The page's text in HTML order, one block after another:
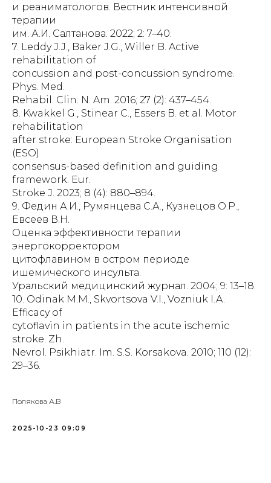
и реаниматологов. Вестник интенсивной
терапии
им. А.И. Салтанова. 2022; 2: 7–40.
7. Leddy J.J., Baker J.G., Willer B. Active
rehabilitation of
concussion and post-concussion syndrome.
Phys. Med.
Rehabil. Clin. N. Am. 2016; 27 (2): 437–454.
8. Kwakkel G., Stinear C., Essers B. et al. Motor
rehabilitation
after stroke: European Stroke Organisation
(ESO)
consensus-based definition and guiding
framework. Eur.
Stroke J. 2023; 8 (4): 880–894.
9. Федин А.И., Румянцева С.А., Кузнецов О.Р.,
Евсеев В.Н.
Оценка эффективности терапии
энергокорректором
цитофлавином в остром периоде
ишемического инсульта.
Уральский медицинский журнал. 2004; 9: 13–18.
10. Odinak M.M., Skvortsova V.I., Vozniuk I.A.
Efficacy of
cytoflavin in patients in the acute ischemic
stroke. Zh.
Nevrol. Psikhiatr. Im. S.S. Korsakova. 2010; 110 (12):
29–36.
Полякова А.В
2025-10-23 09:09